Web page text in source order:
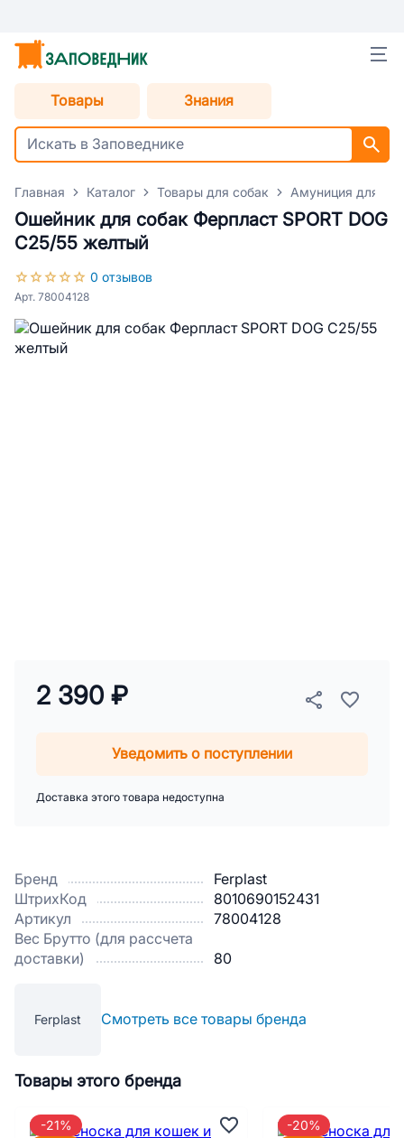
Товары Знания
Главная Каталог Товары для собак Амуниция для
Ошейник для собак Ферпласт SPORT DOG
C25/55 желтый
0 отзывов
Арт. 78004128
Бренд
Ferplast
ШтрихКод
8010690152431
Артикул
78004128
Вес Брутто (для рассчета
доставки)
80
Ferplast Смотреть все товары бренда
2 390 ₽
Уведомить о поступлении
Доставка этого товара недоступна
Товары этого бренда
-21%
-20%